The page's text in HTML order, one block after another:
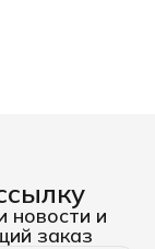
новости и
заказ